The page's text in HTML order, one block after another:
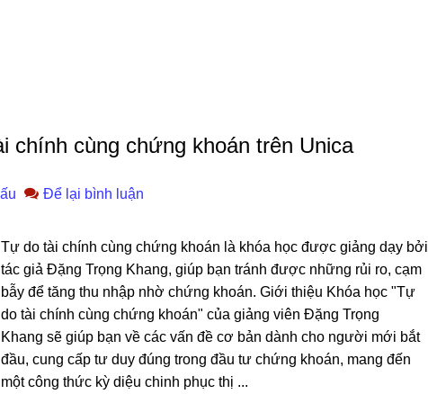
chính cùng chứng khoán trên Unica
Để lại bình luận
Tự do tài chính cùng chứng khoán là khóa học được giảng dạy bởi
tác giả Đặng Trọng Khang, giúp bạn tránh được những rủi ro, cạm
bẫy để tăng thu nhập nhờ chứng khoán. Giới thiệu Khóa học "Tự
do tài chính cùng chứng khoán" của giảng viên Đặng Trọng
Khang sẽ giúp bạn về các vấn đề cơ bản dành cho người mới bắt
đầu, cung cấp tư duy đúng trong đầu tư chứng khoán, mang đến
một công thức kỳ diệu chinh phục thị ...